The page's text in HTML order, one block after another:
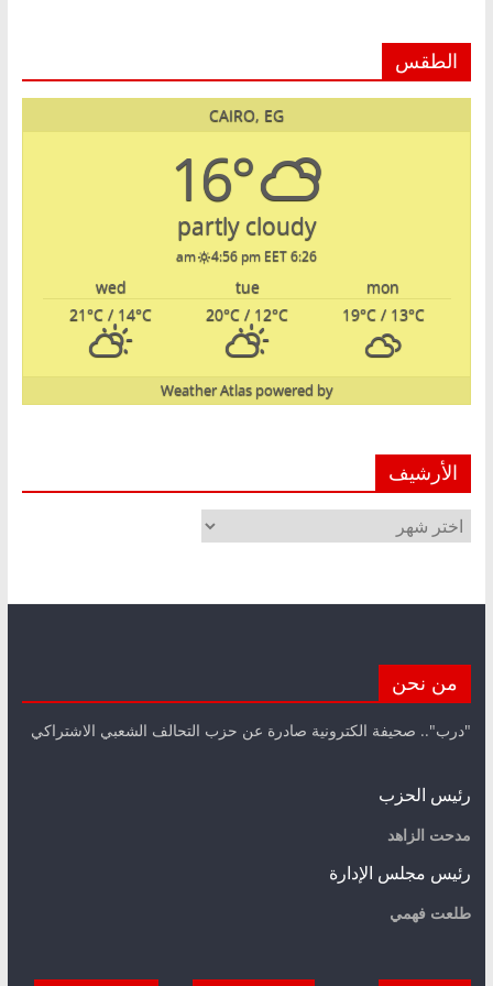
الطقس
CAIRO, EG
16°
partly cloudy
6:26 am
4:56 pm EET
mon
tue
wed
19°C/ 13°C
20°C / 12°C
21°C / 14°C
powered by
Weather Atlas
الأرشيف
الأرشيف
من نحن
"درب".. صحيفة الكترونية صادرة عن حزب التحالف الشعبي الاشتراكي
رئيس الحزب
مدحت الزاهد
رئيس مجلس الإدارة
طلعت فهمي